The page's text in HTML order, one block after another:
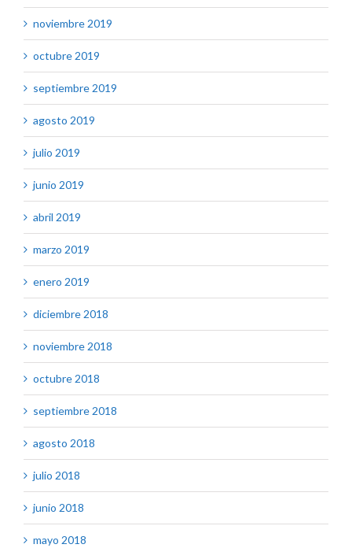
noviembre 2019
octubre 2019
septiembre 2019
agosto 2019
julio 2019
junio 2019
abril 2019
marzo 2019
enero 2019
diciembre 2018
noviembre 2018
octubre 2018
septiembre 2018
agosto 2018
julio 2018
junio 2018
mayo 2018